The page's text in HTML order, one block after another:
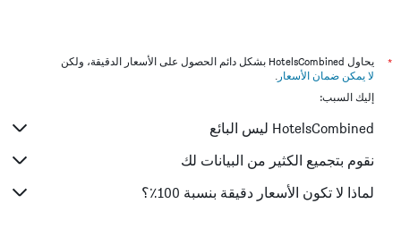
*
يحاول HotelsCombined بشكل دائم الحصول على الأسعار الدقيقة، ولكن
لا يمكن ضمان الأسعار .
إليك السبب:
HotelsCombined ليس البائع
نقوم بتجميع الكثير من البيانات لك
لماذا لا تكون الأسعار دقيقة بنسبة 100٪؟